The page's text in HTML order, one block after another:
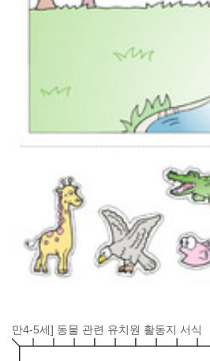
만4-5세] 동물 관련 유치원 활동지 서식